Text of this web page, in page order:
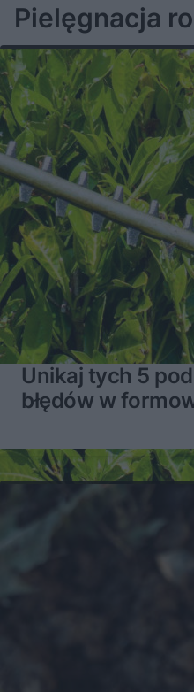
Pielęgnacja
Unikaj tych 5
błędów w